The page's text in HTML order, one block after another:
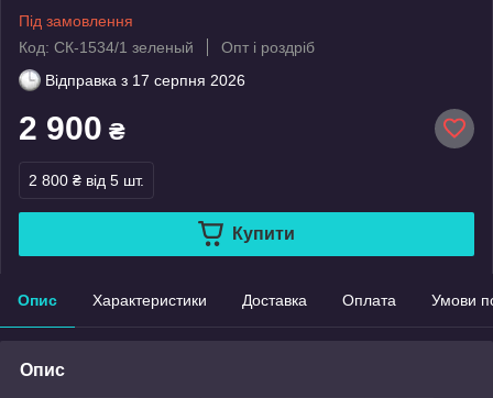
Під замовлення
Код: СК-1534/1 зеленый
Опт і роздріб
Відправка з 17 серпня 2026
2 900 ₴
2 800 ₴ від 5 шт.
Купити
Опис Характеристики Доставка Оплата Умови
Опис